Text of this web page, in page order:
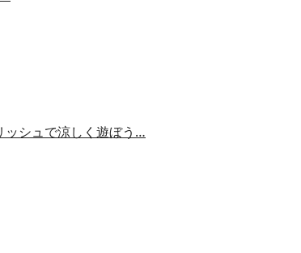
ッシュで涼しく遊ぼう…